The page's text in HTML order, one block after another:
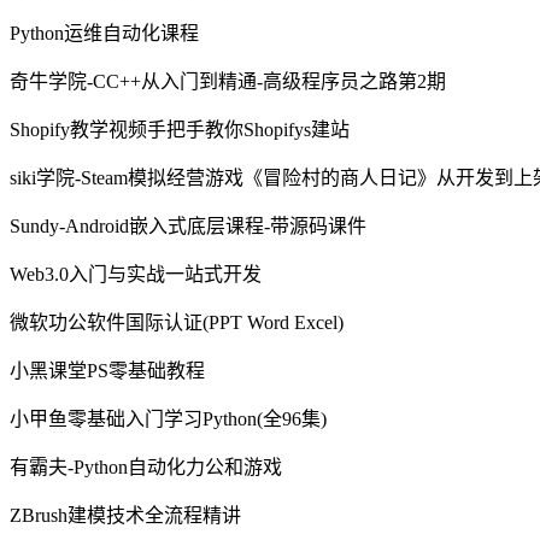
Python运维自动化课程
奇牛学院-CC++从入门到精通-高级程序员之路第2期
Shopify教学视频手把手教你Shopifys建站
siki学院-Steam模拟经营游戏《冒险村的商人日记》从开发到上
Sundy-Android嵌入式底层课程-带源码课件
Web3.0入门与实战一站式开发
微软功公软件国际认证(PPT Word Excel)
小黑课堂PS零基础教程
小甲鱼零基础入门学习Python(全96集)
有霸夫-Python自动化力公和游戏
ZBrush建模技术全流程精讲